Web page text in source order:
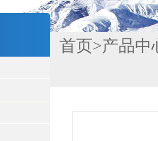
首页>产品中